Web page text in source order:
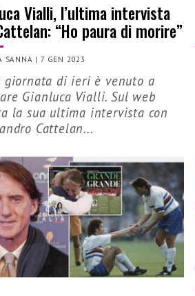
Vialli, l’ultima intervista
“Ho paura di morire”
SANNA |7 GEN 2023
giornata di ieri è venuto a
Gianluca Vialli. Sul web
la sua ultima intervista con
Cattelan...